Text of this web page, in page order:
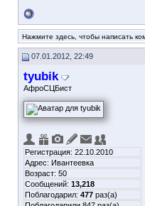
Нажмите здесь, чтобы написать
07.01.2012, 22:49
tyubik
АфроСЦБист
Регистрация: 22.10.2010
Адрес: Ивантеевка
Возраст: 50
Сообщений: 13,218
Поблагодарил: 477 раз(а)